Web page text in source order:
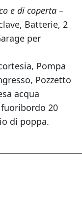
e di coperta–
Batterie, 2
per
Pompa
Pozzetto
acqua
20
di poppa.